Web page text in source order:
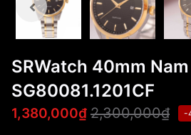
SRWatch 40mm Nam
SG80081.1201CF
1,380,000₫ 2,300,000₫ -